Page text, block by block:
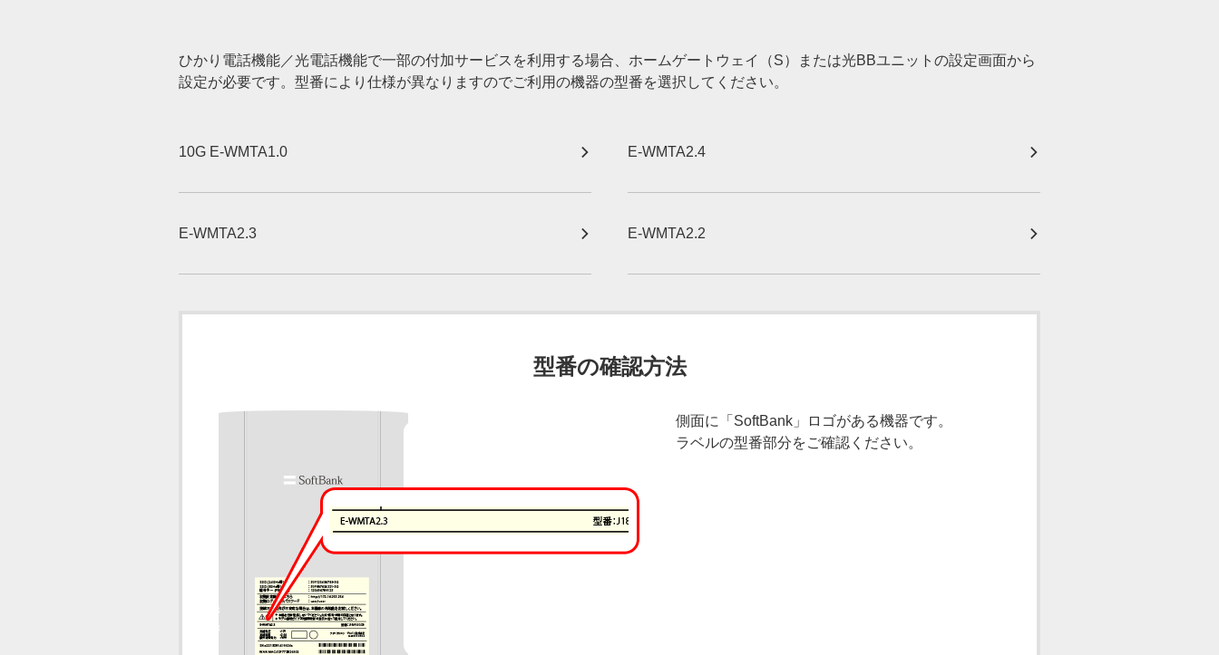
ひかり電話機能／光電話機能で一部の付加サービスを利用する場合、ホームゲートウェイ（S）または光BBユニットの設定画面から
設定が必要です。型番により仕様が異なりますのでご利用の機器の型番を選択してください。
10G E-WMTA1.0 E-WMTA2.4
E-WMTA2.3 E-WMTA2.2
型番の確認方法
側面に「SoftBank」ロゴがある機器です。
ラベルの型番部分をご確認ください。